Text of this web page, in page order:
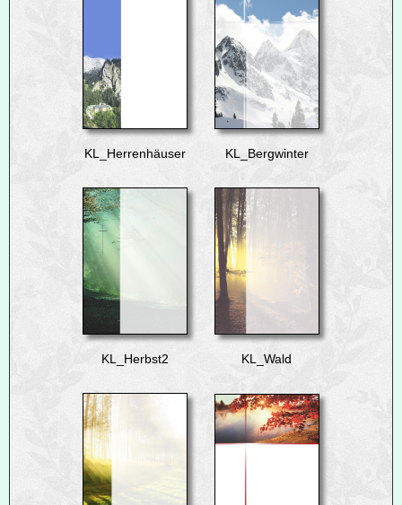
KL_Herrenhäuser KL_Bergwinter
KL_Herbst2 KL_Wald